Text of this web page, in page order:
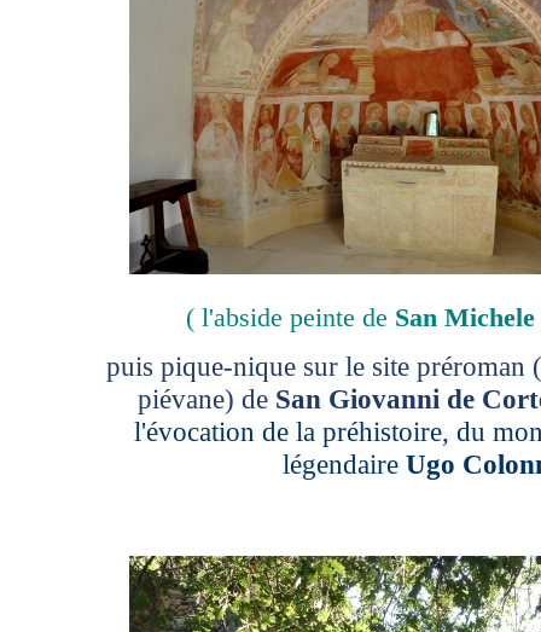
( l'abside peinte de San
puis pique-nique sur le site préroman
piévane) de San Giovanni de
l'évocation de la préhistoire, du
légendaire Ugo